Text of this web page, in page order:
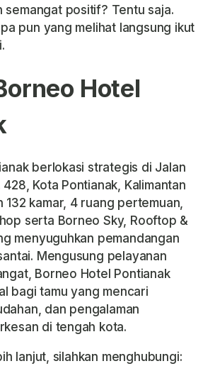
semangat positif? Tentu saja.
pun yang melihat langsung ikut
Hotel
berlokasi strategis di Jalan
Kota Pontianak, Kalimantan
132 kamar, 4 ruang pertemuan,
serta Borneo Sky, Rooftop &
menyuguhkan pemandangan
Mengusung pelayanan
Borneo Hotel Pontianak
bagi tamu yang mencari
dan pengalaman
di tengah kota.
lanjut, silahkan menghubungi: